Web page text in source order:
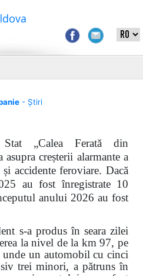
- Știri
Stat „Calea Ferată din
creșterii alarmante a
accidente feroviare. Dacă
au fost înregistrate 10
anului 2026 au fost
s-a produs în seara zilei
la nivel de la km 97, pe
un automobil cu cinci
trei minori, a pătruns în